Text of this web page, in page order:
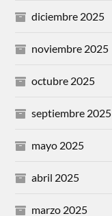
diciembre 2025
noviembre 2025
octubre 2025
septiembre 2025
mayo 2025
abril 2025
marzo 2025